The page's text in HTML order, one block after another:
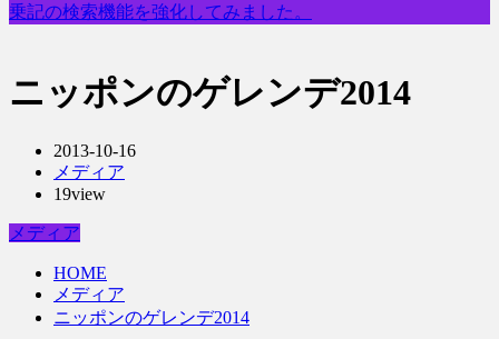
乗記の検索機能を強化してみました。
ニッポンのゲレンデ2014
2013-10-16
メディア
19view
メディア
HOME
メディア
ニッポンのゲレンデ2014